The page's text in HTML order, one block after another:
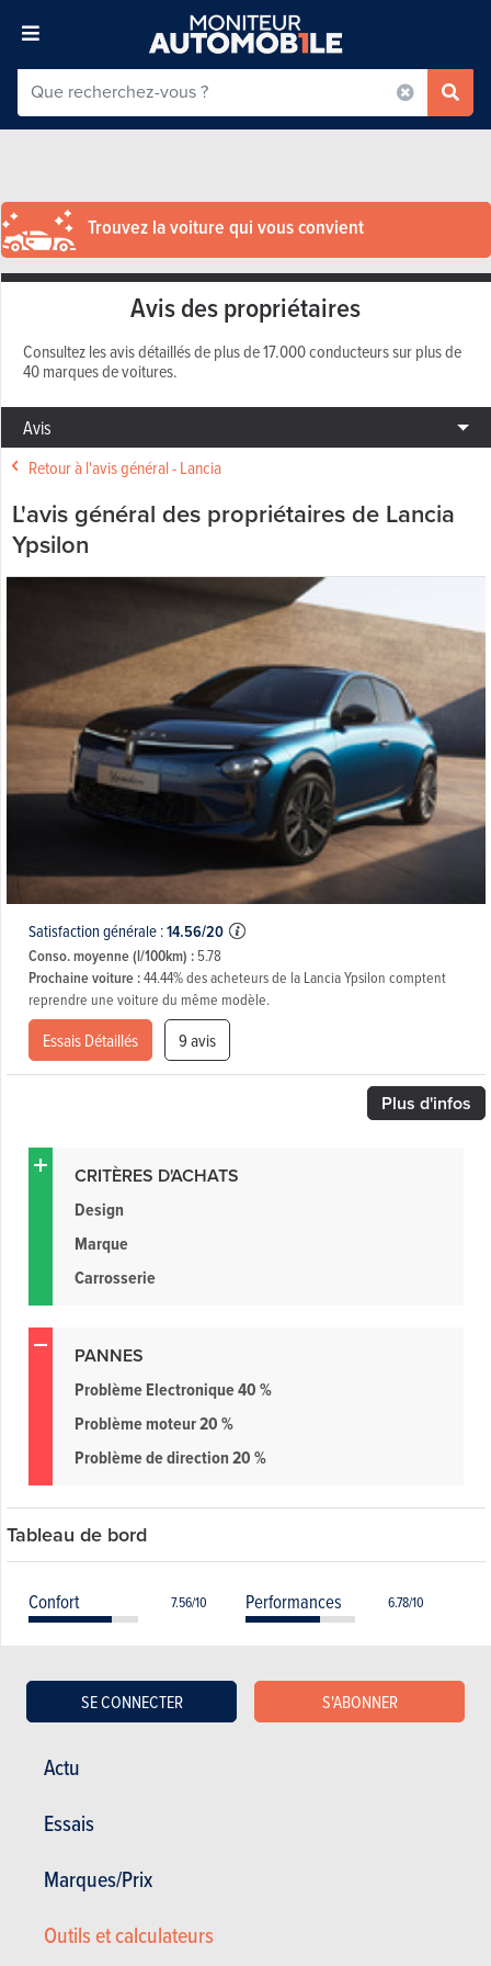
Actu
Essais
Marques/Prix
Outils et calculateurs
SE CONNECTER S'ABONNER
Trouvez la voiture qui vous convient
Avis des propriétaires
Consultez les avis détaillés de plus de 17.000 conducteurs sur plus de
40 marques de voitures.
Avis
Retour à l'avis général - Lancia
L'avis général des propriétaires de Lancia
Ypsilon
Satisfaction générale :14.56/20
Conso. moyenne (l/100km) :5.78
Prochaine voiture :44.44% des acheteurs de la Lancia Ypsilon comptent
reprendre une voiture du même modèle.
Essais Détaillés 9 avis
Plus d'infos
CRITÈRES D'ACHATS
Design
Marque
Carrosserie
PANNES
Problème Electronique 40 %
Problème moteur 20 %
Problème de direction 20 %
Tableau de bord
Confort 7.56/10 Performances 6.78/10
6.89/10 Facilité d'utilisation 7.44/10
Consommation
Liste des modèles toutes générations